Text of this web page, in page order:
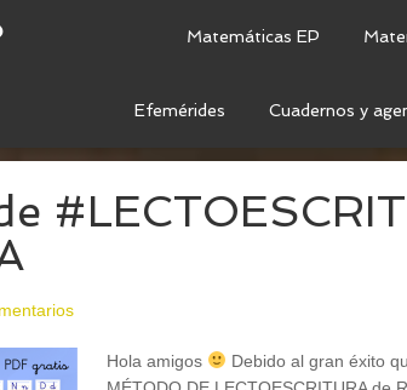
Matemáticas EP
Efemérides Cuadernos y
Hola amigos
Debido al gran éxito